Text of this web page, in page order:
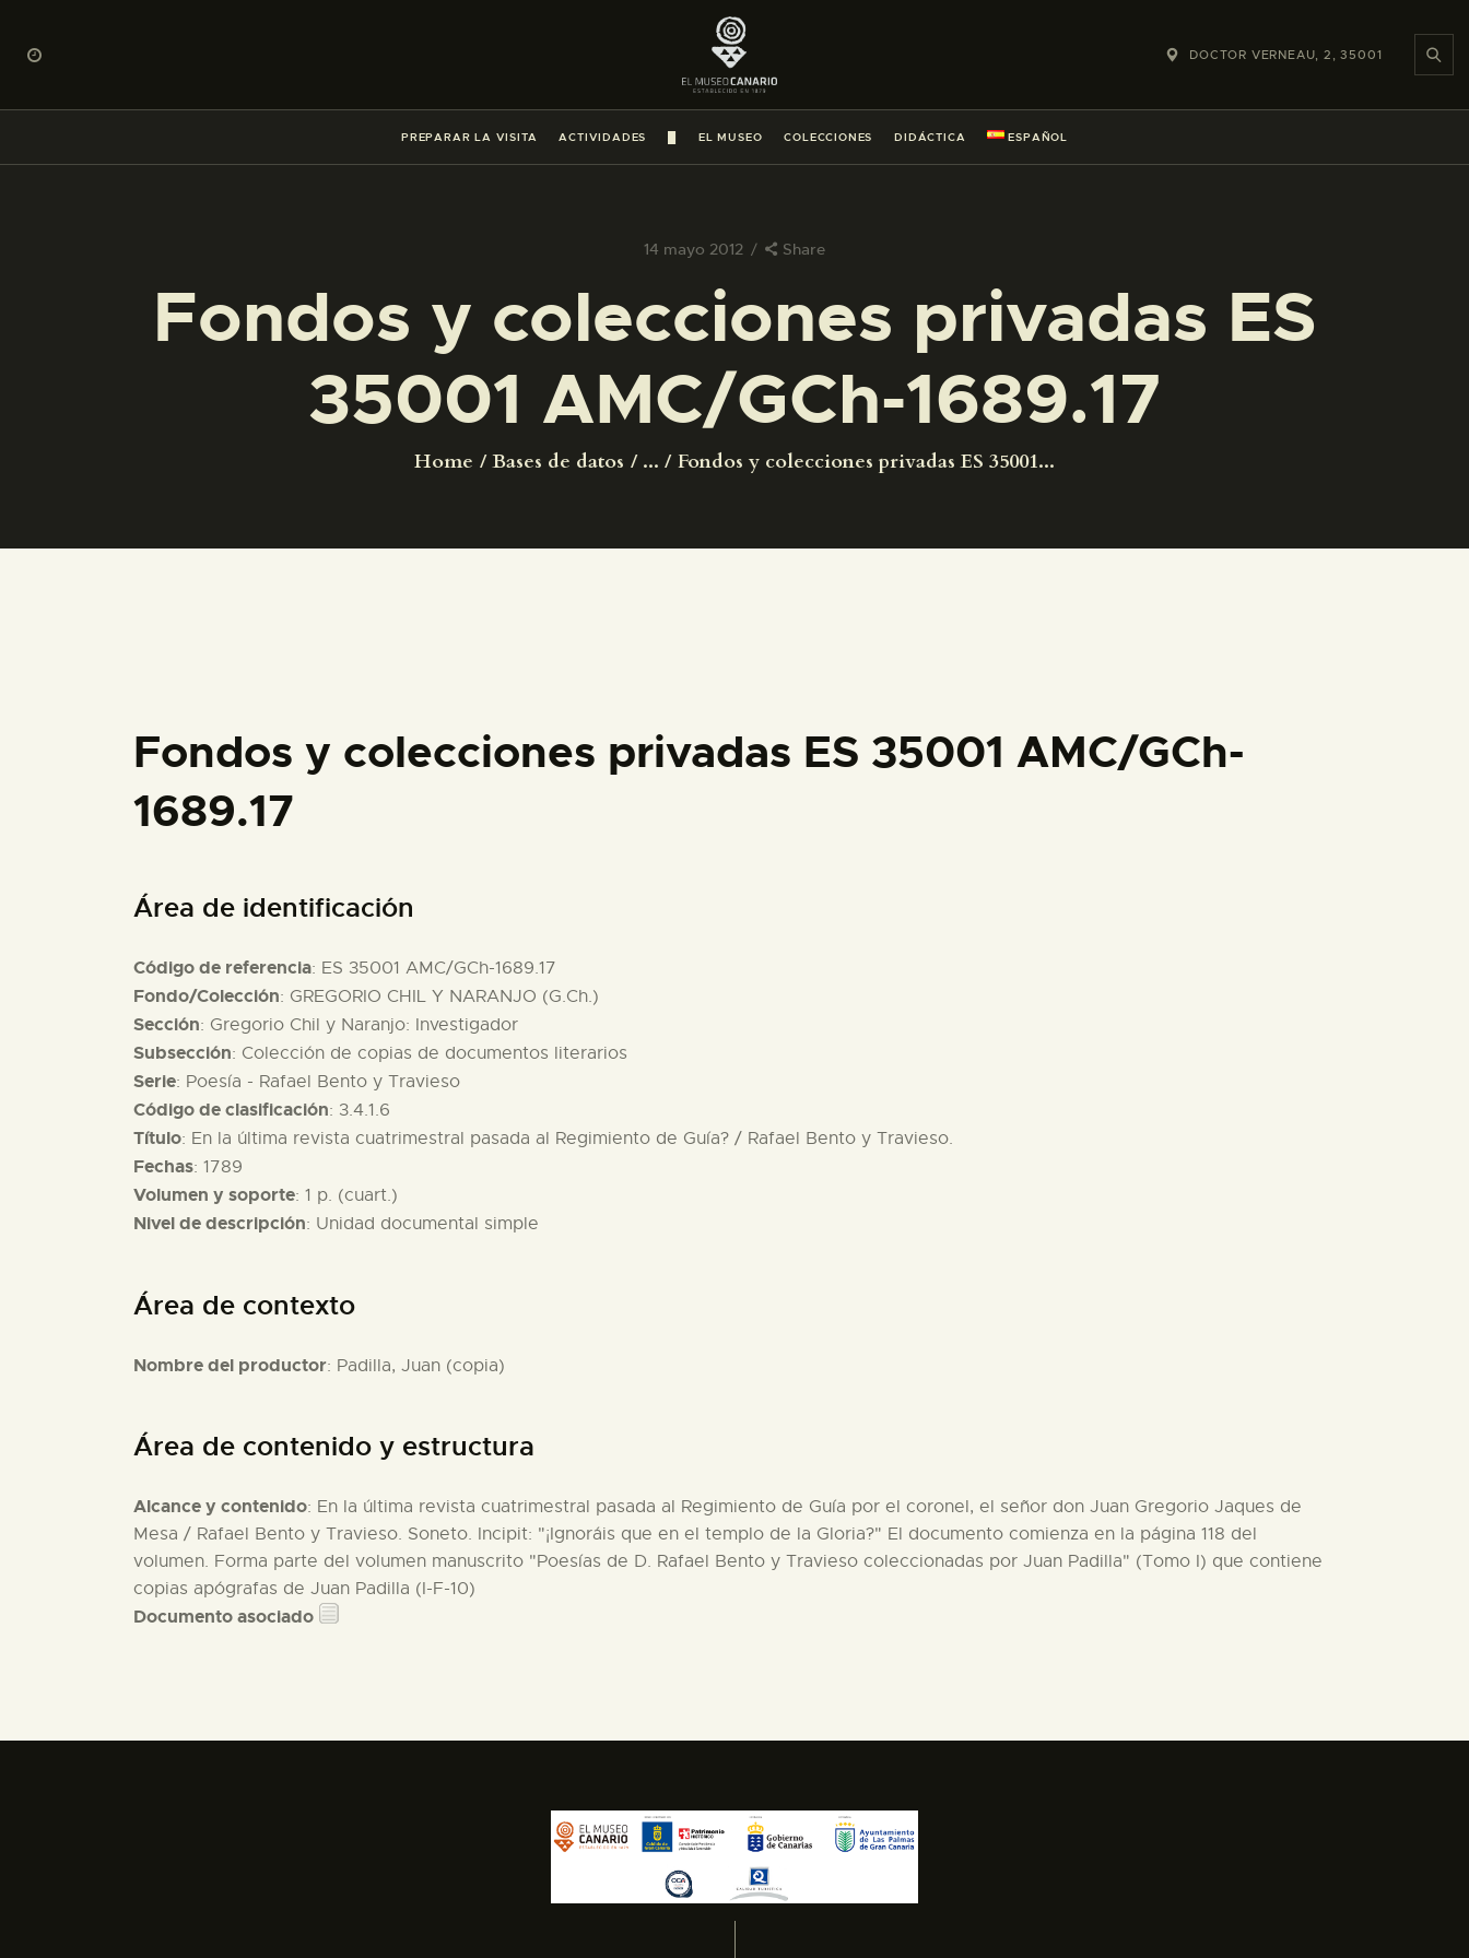
DOCTOR VERNEAU, 2, 35001
PREPARAR LA VISITA ACTIVIDADES EL MUSEO COLECCIONES DIDÁCTICA ESPAÑOL
14 mayo 2012 Share
Fondos y colecciones privadas ES
35001 AMC/GCh-1689.17
Home Bases de datos ... Fondos y colecciones privadas ES 35001...
PREPARAR LA VISITA
ACTIVIDADES
█
COLECCIONES
DIDÁCTICA
ESPAÑOL
Fondos y colecciones privadas ES 35001 AMC/GCh-
1689.17
Área de identificación
Código de referencia: ES 35001 AMC/GCh-1689.17
Fondo/Colección: GREGORIO CHIL Y NARANJO (G.Ch.)
Sección: Gregorio Chil y Naranjo: Investigador
Subsección: Colección de copias de documentos literarios
Serie: Poesía - Rafael Bento y Travieso
Código de clasificación: 3.4.1.6
Título: En la última revista cuatrimestral pasada al Regimiento de Guía? / Rafael Bento y Travieso.
Fechas: 1789
Volumen y soporte: 1 p. (cuart.)
Nivel de descripción: Unidad documental simple
Área de contexto
Nombre del productor: Padilla, Juan (copia)
Área de contenido y estructura
Alcance y contenido: En la última revista cuatrimestral pasada al Regimiento de Guía por el coronel, el señor don Juan Gregorio Jaques de
Mesa / Rafael Bento y Travieso. Soneto. Incipit: "¡Ignoráis que en el templo de la Gloria?" El documento comienza en la página 118 del
volumen. Forma parte del volumen manuscrito "Poesías de D. Rafael Bento y Travieso coleccionadas por Juan Padilla" (Tomo I) que contiene
copias apógrafas de Juan Padilla (I-F-10)
Documento asociado